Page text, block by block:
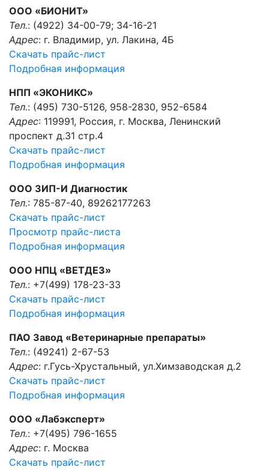
ООО «БИОНИТ»
Тел.: (4922) 34-00-79; 34-16-21
Адрес: г. Владимир, ул. Лакина, 4Б
Скачать прайс-лист
Подробная информация
НПП «ЭКОНИКС»
Тел.: (495) 730-5126, 958-2830, 952-6584
Адрес: 119991, Россия, г. Москва, Ленинский
проспект д.31 стр.4
Скачать прайс-лист
Подробная информация
ООО ЗИП-И Диагностик
Тел.: 785-87-40, 89262177263
Скачать прайс-лист
Просмотр прайс-листа
Подробная информация
ООО НПЦ «ВЕТДЕЗ»
Тел.: +7(499) 178-23-33
Скачать прайс-лист
Подробная информация
ПАО Завод «Ветеринарные препараты»
Тел.: (49241) 2-67-53
Адрес: г.Гусь-Хрустальный, ул.Химзаводская д.2
Скачать прайс-лист
Подробная информация
ООО «Лабэксперт»
Тел.: +7(495) 796-1655
Адрес: г. Москва
Скачать прайс-лист